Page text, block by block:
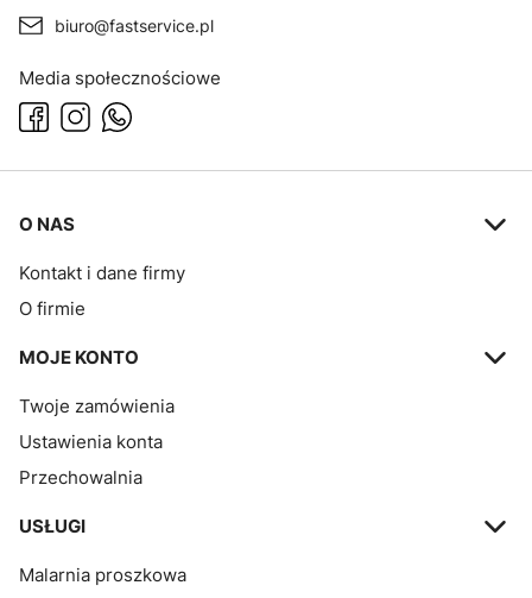
biuro@fastservice.pl
Media społecznościowe
Linki w stopce
O NAS
Kontakt i dane firmy
O firmie
MOJE KONTO
Twoje zamówienia
Ustawienia konta
Przechowalnia
USŁUGI
Malarnia proszkowa